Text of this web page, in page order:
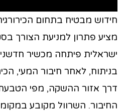
חידוש מבטיח בתחום
מציע פתרון למניעת הצורך
ישראלית פיתחה מכשיר
בניתוח, לאחר חיבור המעי,
דרך אזור ההשקה, מפי
החיבור. השרוול מקובע